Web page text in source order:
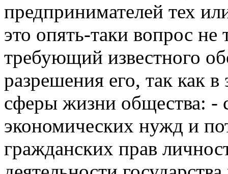
предпринимателей тех
это опять-таки вопрос
требующий известного
разрешения его, так как
сферы жизни общества: -
экономических нужд и
гражданских прав